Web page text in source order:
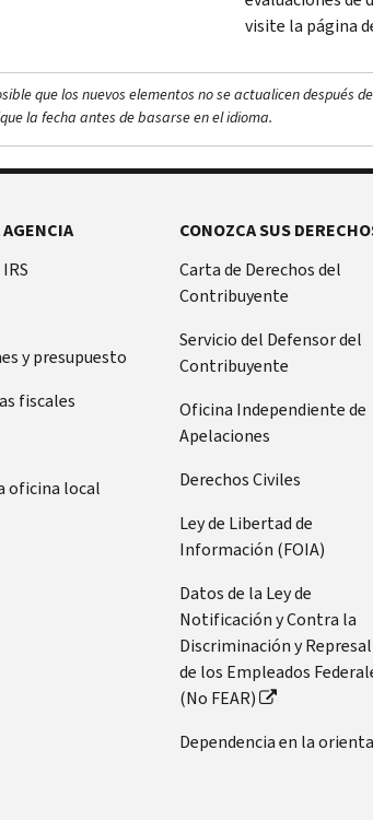
visite la página
que los nuevos elementos no se actualicen después
la fecha antes de basarse en el idioma.
y presupuesto
fiscales
oficina local
CONOZCA SUS
Carta de Derechos del
Contribuyente
Servicio del Defensor del
Contribuyente
Oficina Independiente de
Apelaciones
Derechos Civiles
Ley de Libertad de
Información (FOIA)
Datos de la Ley de
Notificación y Contra la
Discriminación y
de los Empleados
(No FEAR)
Dependencia en la